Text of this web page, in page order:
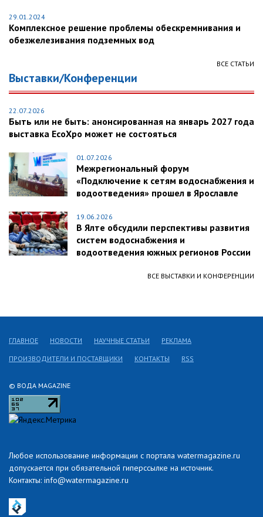
29.01.2024
Комплексное решение проблемы обескремнивания и
обезжелезивания подземных вод
ВСЕ СТАТЬИ
Выставки/Конференции
22.07.2026
Быть или не быть: анонсированная на январь 2027 года
выставка EcoXpo может не состояться
01.07.2026
Межрегиональный форум
«Подключение к сетям водоснабжения и
водоотведения» прошел в Ярославле
19.06.2026
В Ялте обсудили перспективы развития
систем водоснабжения и
водоотведения южных регионов России
ВСЕ ВЫСТАВКИ И КОНФЕРЕНЦИИ
© ВОДА MAGAZINE
Любое использование информации с портала watermagazine.ru
допускается при обязательной гиперссылке на источник.
Контакты: info@watermagazine.ru
ГЛАВНОЕ НОВОСТИ НАУЧНЫЕ СТАТЬИ РЕКЛАМА
ПРОИЗВОДИТЕЛИ И ПОСТАВЩИКИ КОНТАКТЫ RSS